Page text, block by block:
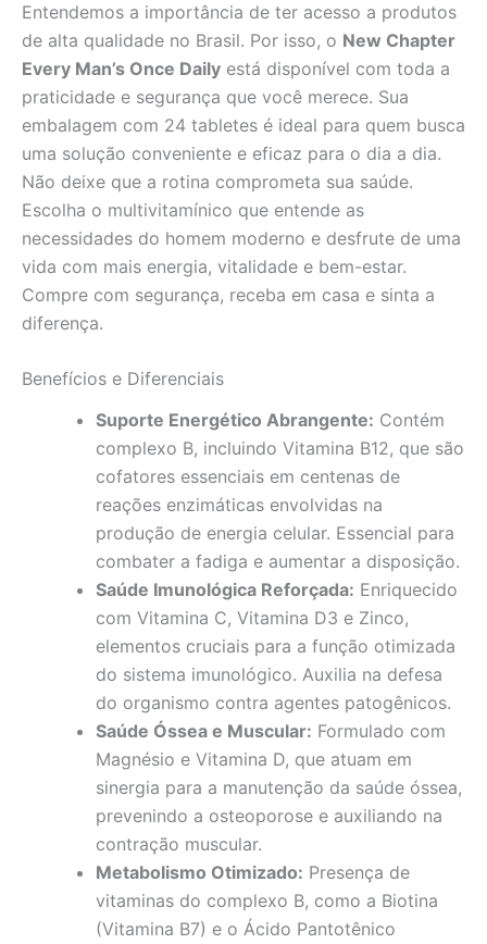
Entendemos a importância de ter acesso a produtos
de alta qualidade no Brasil. Por isso, o New Chapter
Every Man’s Once Daily está disponível com toda a
praticidade e segurança que você merece. Sua
embalagem com 24 tabletes é ideal para quem busca
uma solução conveniente e eficaz para o dia a dia.
Não deixe que a rotina comprometa sua saúde.
Escolha o multivitamínico que entende as
necessidades do homem moderno e desfrute de uma
vida com mais energia, vitalidade e bem-estar.
Compre com segurança, receba em casa e sinta a
diferença.
Benefícios e Diferenciais
Suporte Energético Abrangente: Contém
complexo B, incluindo Vitamina B12, que são
cofatores essenciais em centenas de
reações enzimáticas envolvidas na
produção de energia celular. Essencial para
combater a fadiga e aumentar a disposição.
Saúde Imunológica Reforçada: Enriquecido
com Vitamina C, Vitamina D3 e Zinco,
elementos cruciais para a função otimizada
do sistema imunológico. Auxilia na defesa
do organismo contra agentes patogênicos.
Saúde Óssea e Muscular: Formulado com
Magnésio e Vitamina D, que atuam em
sinergia para a manutenção da saúde óssea,
prevenindo a osteoporose e auxiliando na
contração muscular.
Metabolismo Otimizado: Presença de
vitaminas do complexo B, como a Biotina
(Vitamina B7) e o Ácido Pantotênico